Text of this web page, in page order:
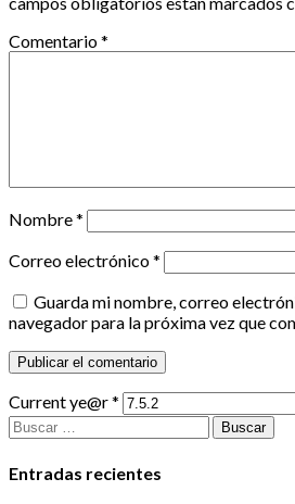
Comentario*
Nombre*
Correo electrónico*
Guarda mi nombre, correo
navegador para la próxima vez que
Current ye@r*
Buscar:
Entradas recientes